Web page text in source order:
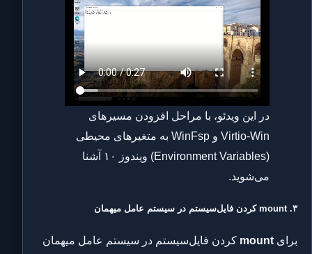
در این ویدئو، با مراحل افزودن مسیرهای
Virtio-Win و WinFsp به متغیرهای محیطی
(Environment Variables) ویندوز ۱۰ آشنا
می‌شوید.
۳. mount کردن فایل‌سیستم در سیستم عامل میهمان
برای mount کردن فایل‌سیستم در سیستم عامل میهمان